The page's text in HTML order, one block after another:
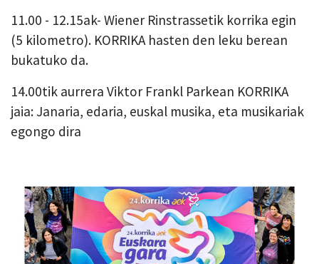
11.00 - 12.15ak- Wiener Rinstrassetik korrika egin
(5 kilometro). KORRIKA hasten den leku berean
bukatuko da.
14.00tik aurrera Viktor Frankl Parkean KORRIKA
jaia: Janaria, edaria, euskal musika, eta musikariak
egongo dira